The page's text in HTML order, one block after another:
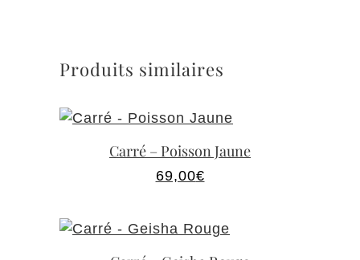
Produits similaires
Carré – Poisson Jaune
69,00€